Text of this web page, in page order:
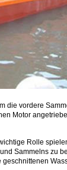
die vordere
Motor
Rolle
Sammelns zu